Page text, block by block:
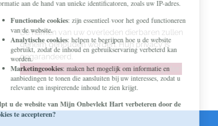
De namen van uw overleden dierbaren zullen
geheim gehouden worden. Hun privacy is
gegarandeerd.
Ik wil hun namen toevoegen aan het Register!